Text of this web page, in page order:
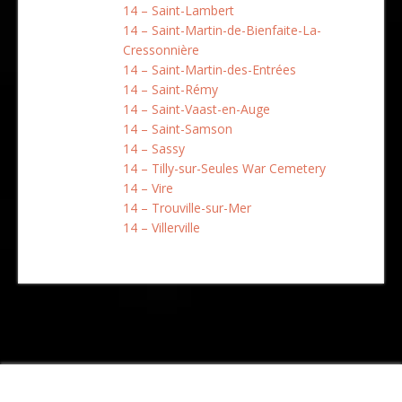
14 – Saint-Lambert
14 – Saint-Martin-de-Bienfaite-La-
Cressonnière
14 – Saint-Martin-des-Entrées
14 – Saint-Rémy
14 – Saint-Vaast-en-Auge
14 – Saint-Samson
14 – Sassy
14 – Tilly-sur-Seules War Cemetery
14 – Vire
14 – Trouville-sur-Mer
14 – Villerville